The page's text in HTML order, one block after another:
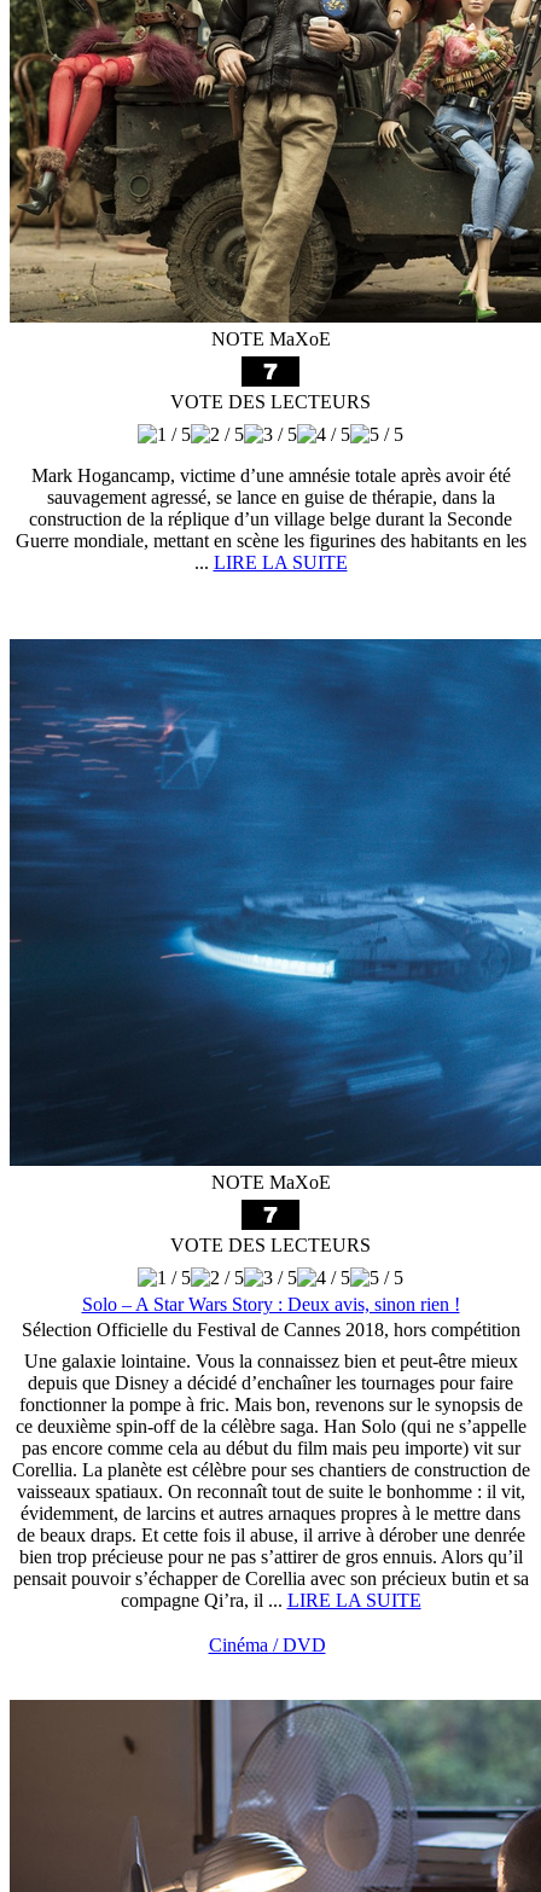
NOTE MaXoE
VOTE DES LECTEURS
Mark Hogancamp, victime d’une amnésie totale après avoir été
sauvagement agressé, se lance en guise de thérapie, dans la
construction de la réplique d’un village belge durant la Seconde
Guerre mondiale, mettant en scène les figurines des habitants en les
... LIRE LA SUITE
NOTE MaXoE
VOTE DES LECTEURS
Solo – A Star Wars Story : Deux avis, sinon rien !
Sélection Officielle du Festival de Cannes 2018, hors compétition
Une galaxie lointaine. Vous la connaissez bien et peut-être mieux
depuis que Disney a décidé d’enchaîner les tournages pour faire
fonctionner la pompe à fric. Mais bon, revenons sur le synopsis de
ce deuxième spin-off de la célèbre saga. Han Solo (qui ne s’appelle
pas encore comme cela au début du film mais peu importe) vit sur
Corellia. La planète est célèbre pour ses chantiers de construction de
vaisseaux spatiaux. On reconnaît tout de suite le bonhomme : il vit,
évidemment, de larcins et autres arnaques propres à le mettre dans
de beaux draps. Et cette fois il abuse, il arrive à dérober une denrée
bien trop précieuse pour ne pas s’attirer de gros ennuis. Alors qu’il
pensait pouvoir s’échapper de Corellia avec son précieux butin et sa
compagne Qi’ra, il ... LIRE LA SUITE
Cinéma / DVD